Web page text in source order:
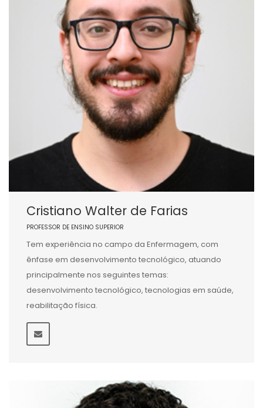
Cristiano Walter de Farias
PROFESSOR DE ENSINO SUPERIOR
Tem experiência no campo da Enfermagem, com
ênfase em desenvolvimento tecnológico, atuando
principalmente nos seguintes temas:
desenvolvimento tecnológico, tecnologias em saúde,
reabilitação física.